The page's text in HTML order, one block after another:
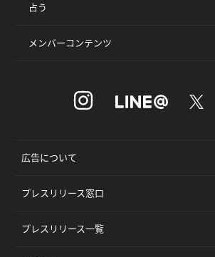
占う
メンバーコンテンツ
広告について
プレスリリース窓口
プレスリリース一覧